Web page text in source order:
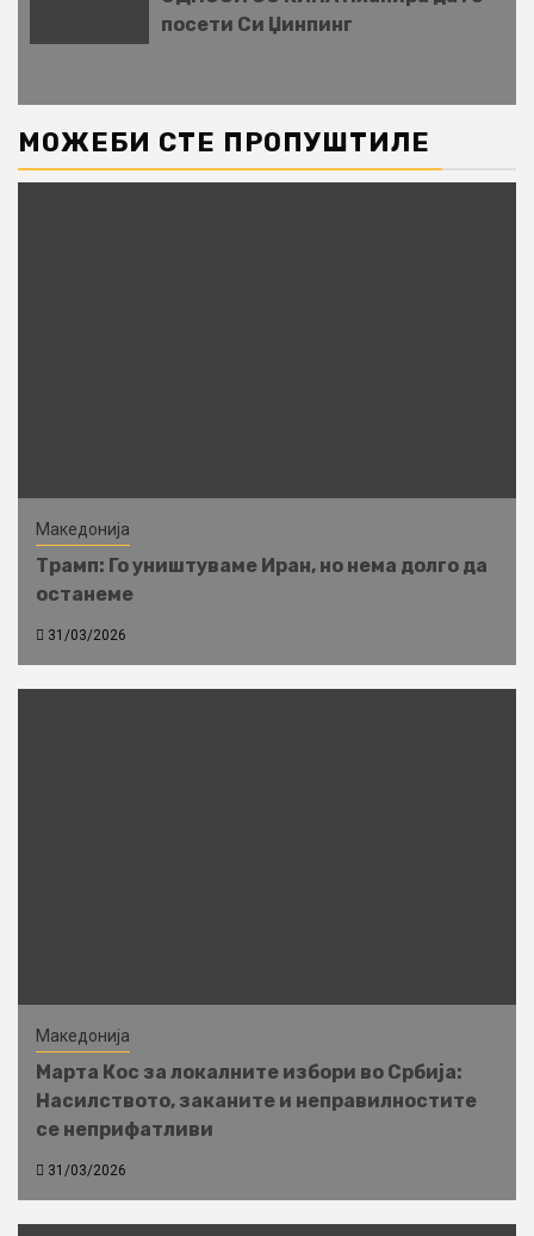
посети Си Џинпинг
МОЖЕБИ СТЕ ПРОПУШТИЛЕ
Македонија
Трамп: Го уништуваме Иран, но нема долго да
останеме
31/03/2026
Македонија
Марта Кос за локалните избори во Србија:
Насилството, заканите и неправилностите
се неприфатливи
31/03/2026